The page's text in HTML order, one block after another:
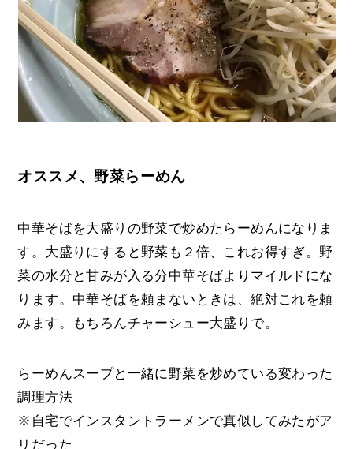
オススメ、野菜らーめん
中華そばを大盛りの野菜で炒めたらーめんになりま
す。大盛りにすると野菜も２倍、これお得すぎ。野
菜の水分と甘みが入る分中華そばよりマイルドにな
ります。中華そばを頼まないときは、絶対これを頼
みます。もちろんチャーシュー大盛りで。
らーめんスープと一緒に野菜を炒めている変わった
調理方法
※自宅でインスタントラーメンで真似してみたがア
リだった